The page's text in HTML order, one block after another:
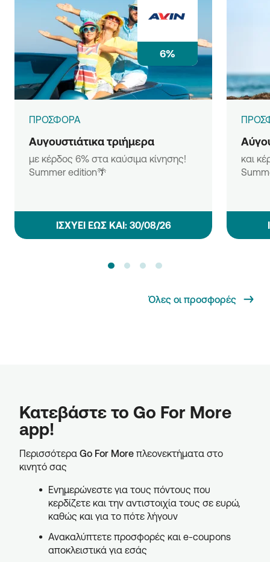
6%
ΠΡΟΣΦΟΡΑ
Αυγουστιάτικα τριήμερα
με κέρδος 6% στα καύσιμα κίνησης!
Summer edition🌴
ΙΣΧΥΕΙ ΕΩΣ ΚΑΙ: 30/08/26
και
Όλες οι προσφορές
Κατεβάστε το Go For More
app!
Περισσότερα Go For More πλεονεκτήματα στο
κινητό σας
Ενημερώνεστε για τους πόντους που
κερδίζετε και την αντιστοιχία τους σε ευρώ,
καθώς και για το πότε λήγουν
Ανακαλύπτετε προσφορές και e-coupons
αποκλειστικά για εσάς